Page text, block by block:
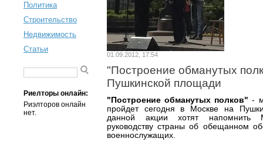
Политика
Строительство
Недвижимость
Статьи
Риелторы онлайн:
Риэлторов онлайн
нет.
01.09.2012, 17:54
"Построение обманутых
Пушкинской площади
"Построение обманутых полков" -
пройдет сегодня в Москве на
данной акции хотят напомнить
руководству страны об обещанном
военнослужащих.